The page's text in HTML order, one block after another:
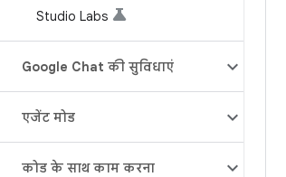
Studio Labs
Google Chat की सुविधाएं
एजेंट मोड
कोड के साथ काम करना